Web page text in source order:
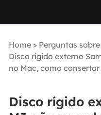
Home> Perguntas
Disco rígido externo
no Mac, como consertar
Disco rígido